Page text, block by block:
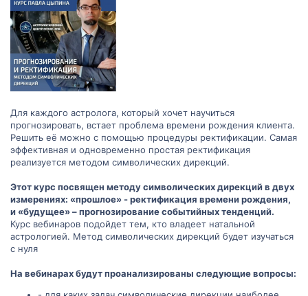
Для каждого астролога, который хочет научиться
прогнозировать, встает проблема времени рождения клиента.
Решить её можно с помощью процедуры ректификации. Самая
эффективная и одновременно простая ректификация
реализуется методом символических дирекций.
Этот курс посвящен методу символических дирекций в двух
измерениях: «прошлое» - ректификация времени рождения,
и «будущее»– прогнозирование событийных тенденций.
Курс вебинаров подойдет тем, кто владеет натальной
астрологией. Метод символических дирекций будет изучаться
с нуля
На вебинарах будут проанализированы следующие вопросы: